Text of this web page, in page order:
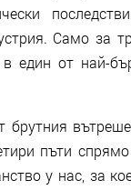
Само за
един от най-
пъти
у нас, за